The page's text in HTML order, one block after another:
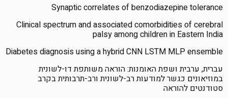
Synaptic correlates of benzodiazepine tolerance
Clinical spectrum and associated comorbidities of cerebral
palsy among children in Eastern India
Diabetes diagnosis using a hybrid CNN LSTM MLP ensemble
עברית, ערבית ושפת האומנות: הוראה משותפת דו-לשונית
במוזיאונים כגשר למודעות רב-לשונית ורב-תרבותית בקרב
סטודנטים להוראה